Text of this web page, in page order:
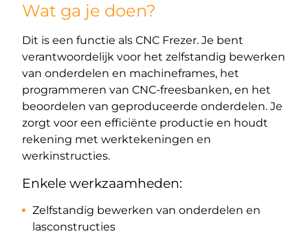
Wat ga je doen?
Dit is een functie als CNC Frezer. Je bent
verantwoordelijk voor het zelfstandig bewerken
van onderdelen en machineframes, het
programmeren van CNC-freesbanken, en het
beoordelen van geproduceerde onderdelen. Je
zorgt voor een efficiënte productie en houdt
rekening met werktekeningen en
werkinstructies.
Enkele werkzaamheden:
Zelfstandig bewerken van onderdelen en
lasconstructies